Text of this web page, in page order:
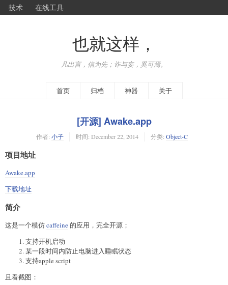
技术 在线工具
也就这样，
凡出言，信为先；诈与妄，奚可焉。
首页 归档 神器 关于
[开源] Awake.app
作者: 小子 时间: December 22, 2014 分类: Object-C
项目地址
Awake.app
下载地址
简介
这是一个模仿caffeine 的应用，完全开源；
支持开机启动
某一段时间内防止电脑进入睡眠状态
支持apple script
且看截图：